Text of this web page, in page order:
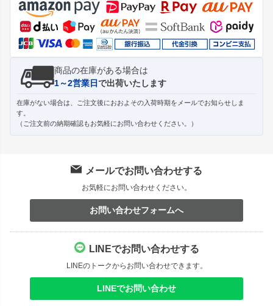
ップ
へ
商品の在庫がある場合は
1～2営業日で出荷いたします
在庫がない場合は、ご注文後におおよその入荷時期をメールでお知らせしま
す。
（ご注文前の納期確認もお気軽にお問い合わせください。）
メールでお問い合わせする
お気軽にお問い合わせください。
お問い合わせフォームへ
LINEでお問い合わせする
LINEのトークからお問い合わせできます。
LINEでお問い合わせ